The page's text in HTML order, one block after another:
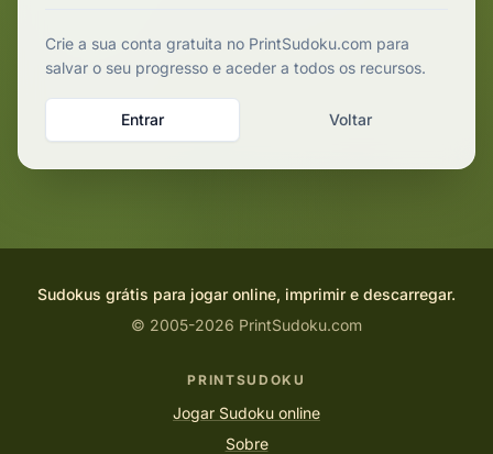
Crie a sua conta gratuita no PrintSudoku.com para
salvar o seu progresso e aceder a todos os recursos.
Entrar Voltar
Sudokus grátis para jogar online, imprimir e descarregar.
© 2005-2026 PrintSudoku.com
PRINTSUDOKU
Jogar Sudoku online
Sobre